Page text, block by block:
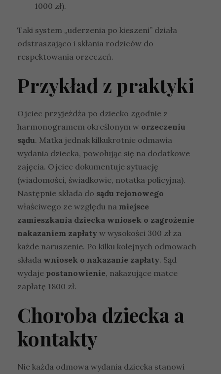
1000 zł).
Taki system „uderzenia po kieszeni” działa
odstraszająco i skłania rodziców do
respektowania orzeczeń.
Przykład z praktyki
Ojciec przyjeżdża po dziecko zgodnie z
harmonogramem określonym w orzeczeniu
sądu. Matka jednak kilkukrotnie odmawia
wydania dziecka, powołując się na dodatkowe
zajęcia. Ojciec dokumentuje sytuację
(wiadomości, świadkowie, notatka policyjna).
Następnie składa do sądu rejonowego
właściwego ze względu na miejsce
zamieszkania dziecka wniosek o zagrożenie
nakazaniem zapłaty w wysokości 300 zł za
każde naruszenie. Po kilku kolejnych odmowach
składa wniosek o nakazanie zapłaty. Sąd
wydaje postanowienie, nakazujące matce
zapłatę 1800 zł.
Choroba dziecka a
kontakty
Nie każda odmowa wydania dziecka stanowi